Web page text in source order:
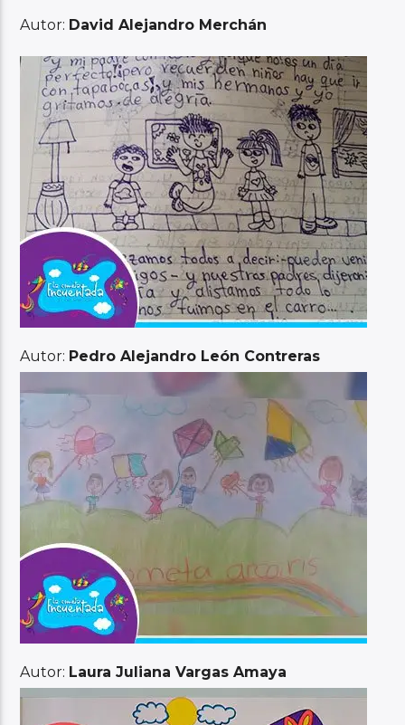
Autor: David Alejandro Merchán
Autor: Pedro Alejandro León Contreras
Autor: Laura Juliana Vargas Amaya